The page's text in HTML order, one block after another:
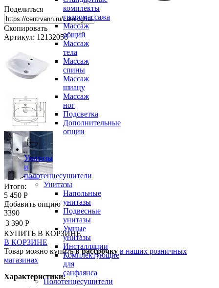
комплекты
гидромассажа
Массаж
общий
Массаж
тела
Массаж
спины
Массаж
шиацу
Массаж
ног
Подсветка
Дополнительные
опции
Унитазы
и
полотенцесушители
Унитазы
Напольные
унитазы
Подвесные
унитазы
Умные
унитазы
Инсталляции
Комплектующие
для
санфаянса
Полотенцесушители
Поделиться
Скопировать
Артикул: 12132056
Итого:
5 450 Р
Добавить опцию
3390
3 390 Р
КУПИТЬ В КОРЗИНЕ
В КОРЗИНЕ
Товар можно купитьв рассрочку в наших розничных
магазинах
Характеристики: